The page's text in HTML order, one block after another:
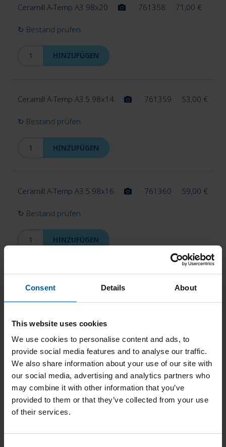
Consent Details About
This website uses cookies
We use cookies to personalise content and ads, to
provide social media features and to analyse our traffic.
We also share information about your use of our site with
our social media, advertising and analytics partners who
may combine it with other information that you’ve
provided to them or that they’ve collected from your use
of their services.
Ceramill A-Temp A3 98x20 761358 71,00 €
↻ Bestand prüfen
HINZUFÜGEN
Ceramill A-Temp A3.5 98x14 761359 53,00 €
↻ Bestand prüfen
HINZUFÜGEN
Ceramill A-Temp A3.5 98x16 761360 59,00 €
↻ Bestand prüfen
HINZUFÜGEN
Ceramill A-Temp A3.5 98x20 71,00
↻ Bestand prüfen
Ceramill A-Temp B2 98x14 761362 53,00€
↻ Bestand prüfen